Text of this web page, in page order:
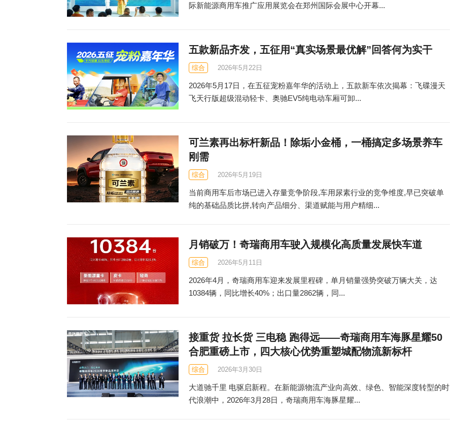
际新能源商用车推广应用展览会在郑州国际会展中心开幕...
五款新品齐发，五征用“真实场景最优解”回答何为实干
综合 2026年5月22日
2026年5月17日，在五征宠粉嘉年华的活动上，五款新车依次揭幕：飞碟漫天
飞天行版超级混动轻卡、奥驰EV5纯电动车厢可卸...
可兰素再出标杆新品！除垢小金桶，一桶搞定多场景养车
刚需
综合 2026年5月19日
当前商用车后市场已进入存量竞争阶段,车用尿素行业的竞争维度,早已突破单
纯的基础品质比拼,转向产品细分、渠道赋能与用户精细...
月销破万！奇瑞商用车驶入规模化高质量发展快车道
综合 2026年5月11日
2026年4月，奇瑞商用车迎来发展里程碑，单月销量强势突破万辆大关，达
10384辆，同比增长40%；出口量2862辆，同...
接重货 拉长货 三电稳 跑得远——奇瑞商用车海豚星耀50
合肥重磅上市，四大核心优势重塑城配物流新标杆
综合 2026年3月30日
大道驰千里 电驱启新程。在新能源物流产业向高效、绿色、智能深度转型的时
代浪潮中，2026年3月28日，奇瑞商用车海豚星耀...